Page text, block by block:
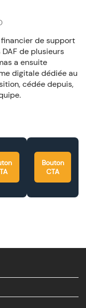
de support
de plusieurs
a ensuite
digitale dédiée au
cédée depuis,
Bouton
CTA